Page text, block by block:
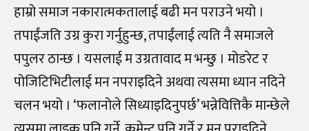
हाम्रो समाज नकारात्मकतालाई बढी मन पराउने भयो ।
तपाईंजति उग्र कुरा गर्नुहुन्छ, तपाईंलाई त्यति नै समाजले
पपुलर ठान्छ । यसलाई म उग्रतावाद म भन्छु । मोडरेट र
पोजिटिभिटीलाई मन नपराइदिने अथवा त्यसमा ध्यान नदिने
चलन भयो । ‘फलानोले सिध्याइदिनुपर्छ’ भन्नेवित्तिकै मान्छेले